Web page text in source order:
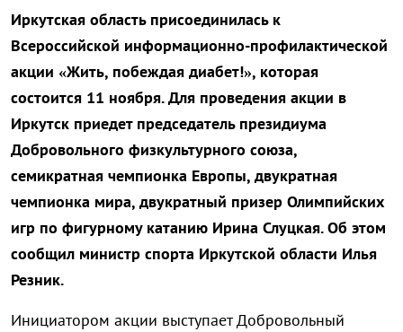
Иркутская область присоединилась к
Всероссийской информационно-профилактической
акции «Жить, побеждая диабет!», которая
состоится 11 ноября. Для проведения акции в
Иркутск приедет председатель президиума
Добровольного физкультурного союза,
семикратная чемпионка Европы, двукратная
чемпионка мира, двукратный призер Олимпийских
игр по фигурному катанию Ирина Слуцкая. Об этом
сообщил министр спорта Иркутской области Илья
Резник.
Инициатором акции выступает Добровольный